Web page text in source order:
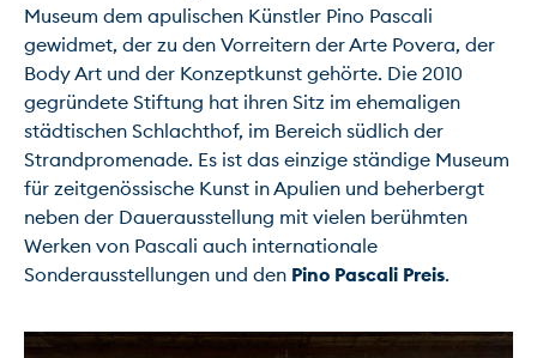
Museum dem apulischen Künstler Pino Pascali
gewidmet, der zu den Vorreitern der Arte Povera, der
Body Art und der Konzeptkunst gehörte. Die 2010
gegründete Stiftung hat ihren Sitz im ehemaligen
städtischen Schlachthof, im Bereich südlich der
Strandpromenade. Es ist das einzige ständige Museum
für zeitgenössische Kunst in Apulien und beherbergt
neben der Dauerausstellung mit vielen berühmten
Werken von Pascali auch internationale
Sonderausstellungen und den Pino Pascali Preis.